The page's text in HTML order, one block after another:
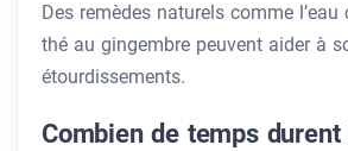
Des remèdes naturels comme
thé au gingembre peuvent aider à
étourdissements.
Combien de temps durent